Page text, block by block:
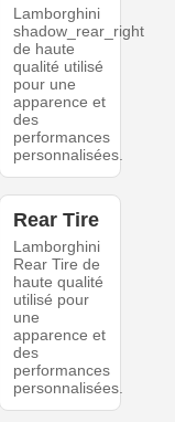
Lamborghini
shadow_rear_right
de haute
qualité utilisé
pour une
apparence et
des
performances
personnalisées.
Rear Tire
Lamborghini
Rear Tire de
haute qualité
utilisé pour
une
apparence et
des
performances
personnalisées.